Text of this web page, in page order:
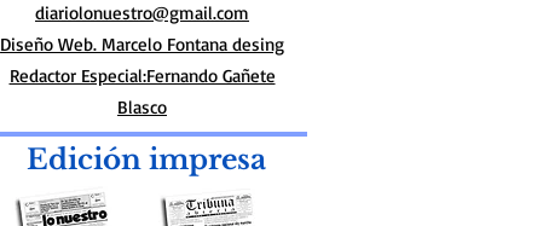
diariolonuestro@gmail.com
Diseño Web. Marcelo Fontana desing
Redactor Especial:Fernando Gañete
Blasco
Edición impresa